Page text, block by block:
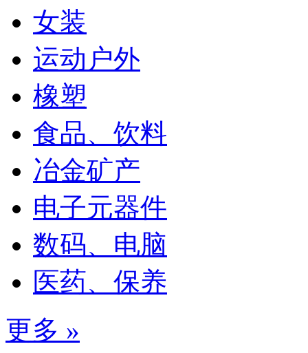
女装
运动户外
橡塑
食品、饮料
冶金矿产
电子元器件
数码、电脑
医药、保养
更多 »